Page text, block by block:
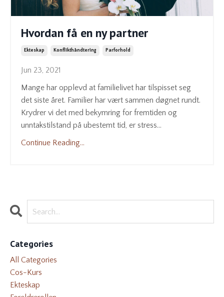
Hvordan få en ny partner
Ekteskap Konflikthåndtering Parforhold
Jun 23, 2021
Mange har opplevd at familielivet har tilspisset seg
det siste året. Familier har vært sammen døgnet rundt.
Krydrer vi det med bekymring for fremtiden og
unntakstilstand på ubestemt tid, er stress...
Continue Reading...
Categories
All Categories
Cos-Kurs
Ekteskap